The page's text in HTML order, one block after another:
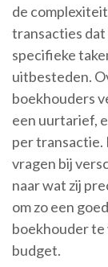
de
transacties
specifieke
uitbesteden.
boekhouders
een uurtarief,
per transactie.
vragen bij
naar wat zij
om zo een
boekhouder te
budget.